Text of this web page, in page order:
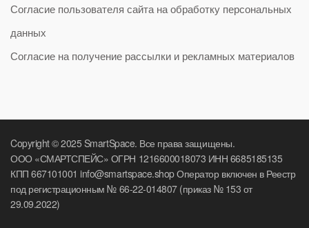
Согласие пользователя сайта на обработку персональных
данных
Согласие на получение рассылки и рекламных материалов
Copyright © 2025 SmartSpace. Все права защищены.
ООО «СМАРТСПЕЙС» ОГРН 1216600018073 ИНН 6685185135
КПП 667101001 info@smartspace.shop Оператор включен в Реестр
под регистрационным № 66-22-014807 (приказ № 153 от
29.09.2022)